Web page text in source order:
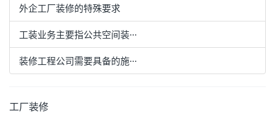
外企工厂装修的特殊要求
工装业务主要指公共空间装···
装修工程公司需要具备的施···
工厂装修